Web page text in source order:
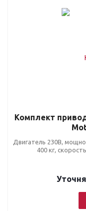
Комплект
Двигатель 230В,
400 кг,